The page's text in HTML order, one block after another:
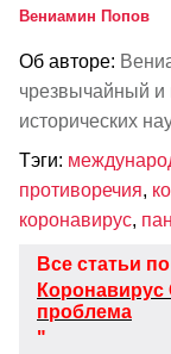
Вениамин Попов
Об авторе:
чрезвычайный и
исторических
Тэги:
противоречия,
коронавирус,
Все статьи
Коронавирус
проблема
"